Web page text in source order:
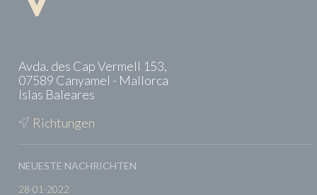
Avda. des Cap Vermell 153,
07589 Canyamel - Mallorca
Islas Baleares
Richtungen
NEUESTE NACHRICHTEN
28-01-2022